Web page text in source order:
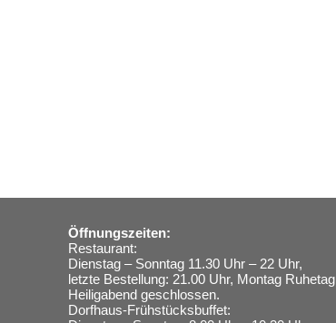
Öffnungszeiten:
Restaurant:
Dienstag – Sonntag 11.30 Uhr – 22 Uhr,
letzte Bestellung: 21.00 Uhr, Montag Ruhetag
Heiligabend geschlossen.
Dorfhaus-Frühstücksbuffet: